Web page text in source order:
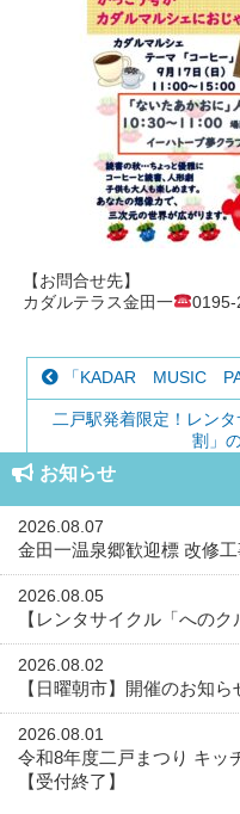
【お問合せ先】
カダルテラス金田一
0195-
「KADAR MUSIC
二戸駅発着限定！レン
割」
お知らせ
2026.08.07
金田一温泉郷歓迎標 改修
2026.08.05
【レンタサイクル「への
2026.08.02
【日曜朝市】開催のお知ら
2026.08.01
令和8年度二戸まつり キッ
【受付終了】